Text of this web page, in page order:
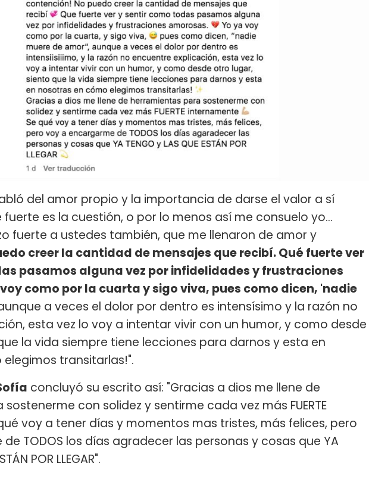
del amor propio y la importancia de darse el valor a sí
fuerte es la cuestión, o por lo menos así me consuelo yo…
fuerte a ustedes también, que me llenaron de amor y
creer la cantidad de mensajes que recibí. Qué fuerte ver
pasamos alguna vez por infidelidades y frustraciones
como por la cuarta y sigo viva, pues como dicen, 'nadie
a veces el dolor por dentro es intensísimo y la razón no
esta vez lo voy a intentar vivir con un humor, y como desde
la vida siempre tiene lecciones para darnos y esta en
transitarlas!".
concluyó su escrito así: "Gracias a dios me llene de
con solidez y sentirme cada vez más FUERTE
voy a tener días y momentos mas tristes, más felices, pero
TODOS los días agradecer las personas y cosas que YA
POR LLEGAR".